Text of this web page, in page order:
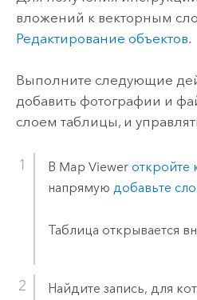
вложений к векторным
Редактирование объектов.
Выполните следующие
добавить фотографии и
слоем таблицы, и
В Map Viewer откройте
напрямую добавьте
Таблица открывается
Найдите запись, для